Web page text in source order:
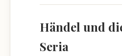
Händel und
Seria